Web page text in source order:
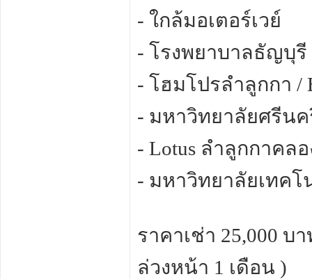
- ใกล้มอเตอร์เวย์
- โรงพยาบาลธัญบุรี
- โฮมโปรลำลูกกา /
- มหาวิทยาลัยศรีน
- Lotus ลำลูกกาคล
- มหาวิทยาลัยเทค
ราคาเช่า 25,000
ล่วงหน้า 1 เดือน )